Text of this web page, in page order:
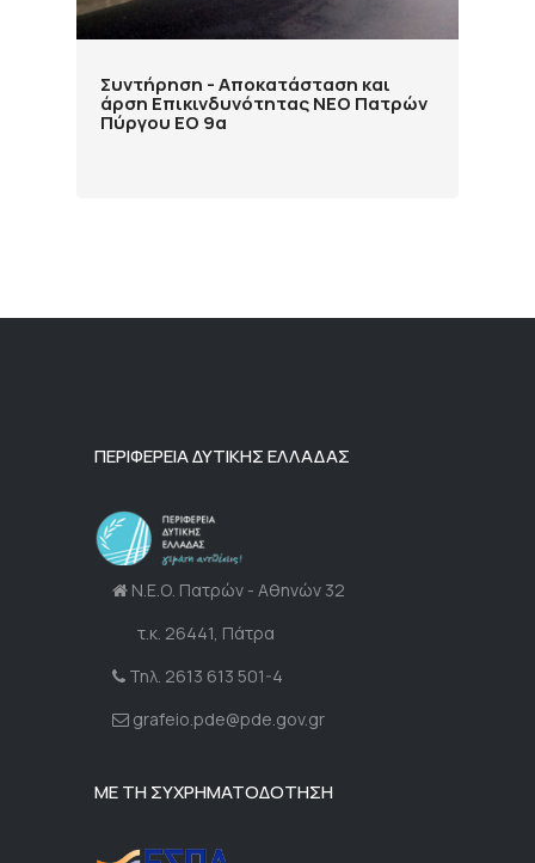
Συντήρηση - Αποκατάσταση και
άρση Επικινδυνότητας ΝΕΟ Πατρών
Πύργου ΕΟ 9α
ΠΕΡΙΦΕΡΕΙΑ ΔΥΤΙΚΗΣ ΕΛΛΑΔΑΣ
Ν.Ε.Ο. Πατρών - Αθηνών 32
τ.κ. 26441, Πάτρα
Τηλ. 2613 613 501-4
grafeio.pde@pde.gov.gr
ΜΕ ΤΗ ΣΥΧΡΗΜΑΤΟΔΟΤΗΣΗ